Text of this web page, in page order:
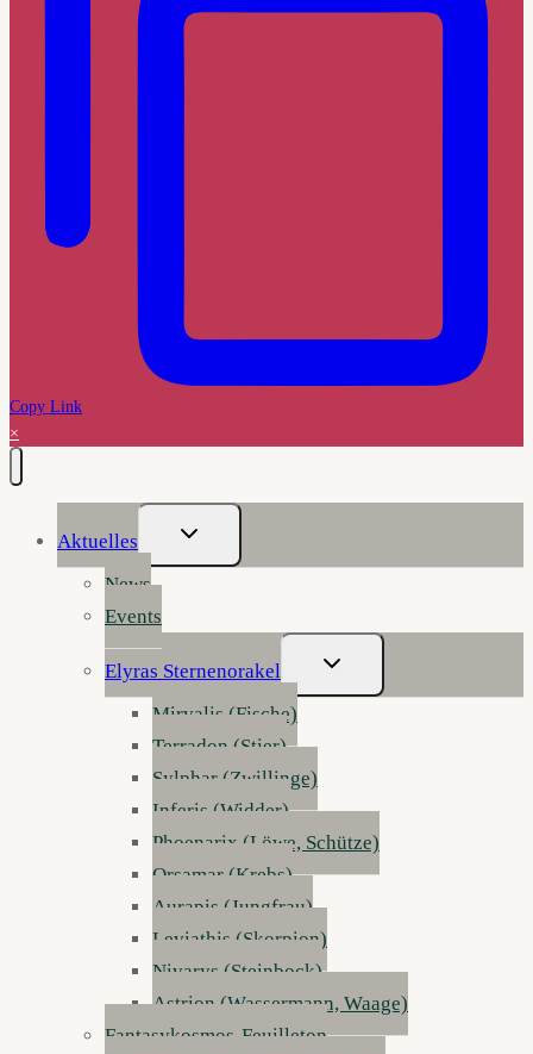
Copy Link
×
Aktuelles
Untermenü
Umschalten
News
Events
Elyras Sternenorakel
Untermenü
Umschalten
Mirvalis (Fische)
Terradon (Stier)
Sylphar (Zwillinge)
Inferis (Widder)
Phoenarix (Löwe, Schütze)
Orsamar (Krebs)
Aurapis (Jungfrau)
Leviathis (Skorpion)
Nivarys (Steinbock)
Astrion (Wassermann, Waage)
Fantasykosmos-Feuilleton